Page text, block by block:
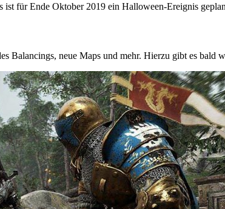
ist für Ende Oktober 2019 ein Halloween-Ereignis
Balancings, neue Maps und mehr. Hierzu gibt es bald